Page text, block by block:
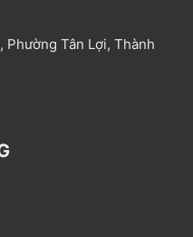
Phường Tân Lợi, Thành